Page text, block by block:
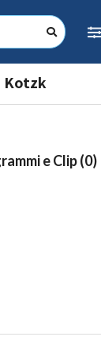
Kotzk
e Clip (0)